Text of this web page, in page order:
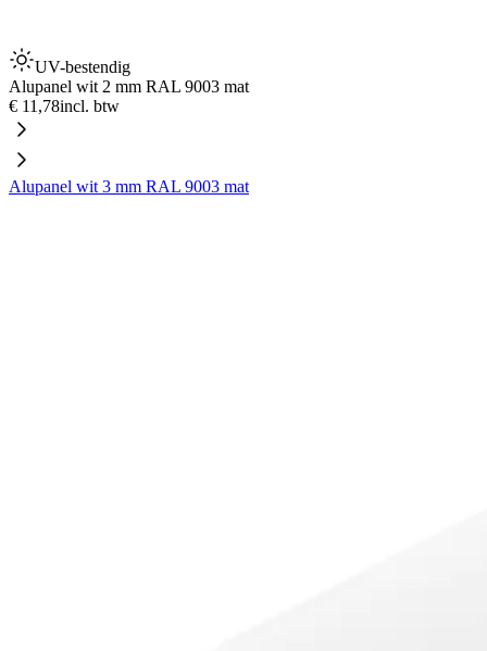
UV-bestendig
Alupanel wit 2 mm RAL 9003 mat
€ 11,78incl. btw
Alupanel wit 3 mm RAL 9003 mat